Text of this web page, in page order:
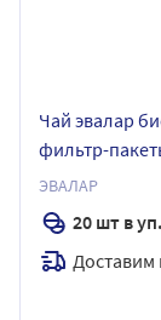
Чай эвалар
фильтр-
ЭВАЛАР
20 шт в уп.
Доставим